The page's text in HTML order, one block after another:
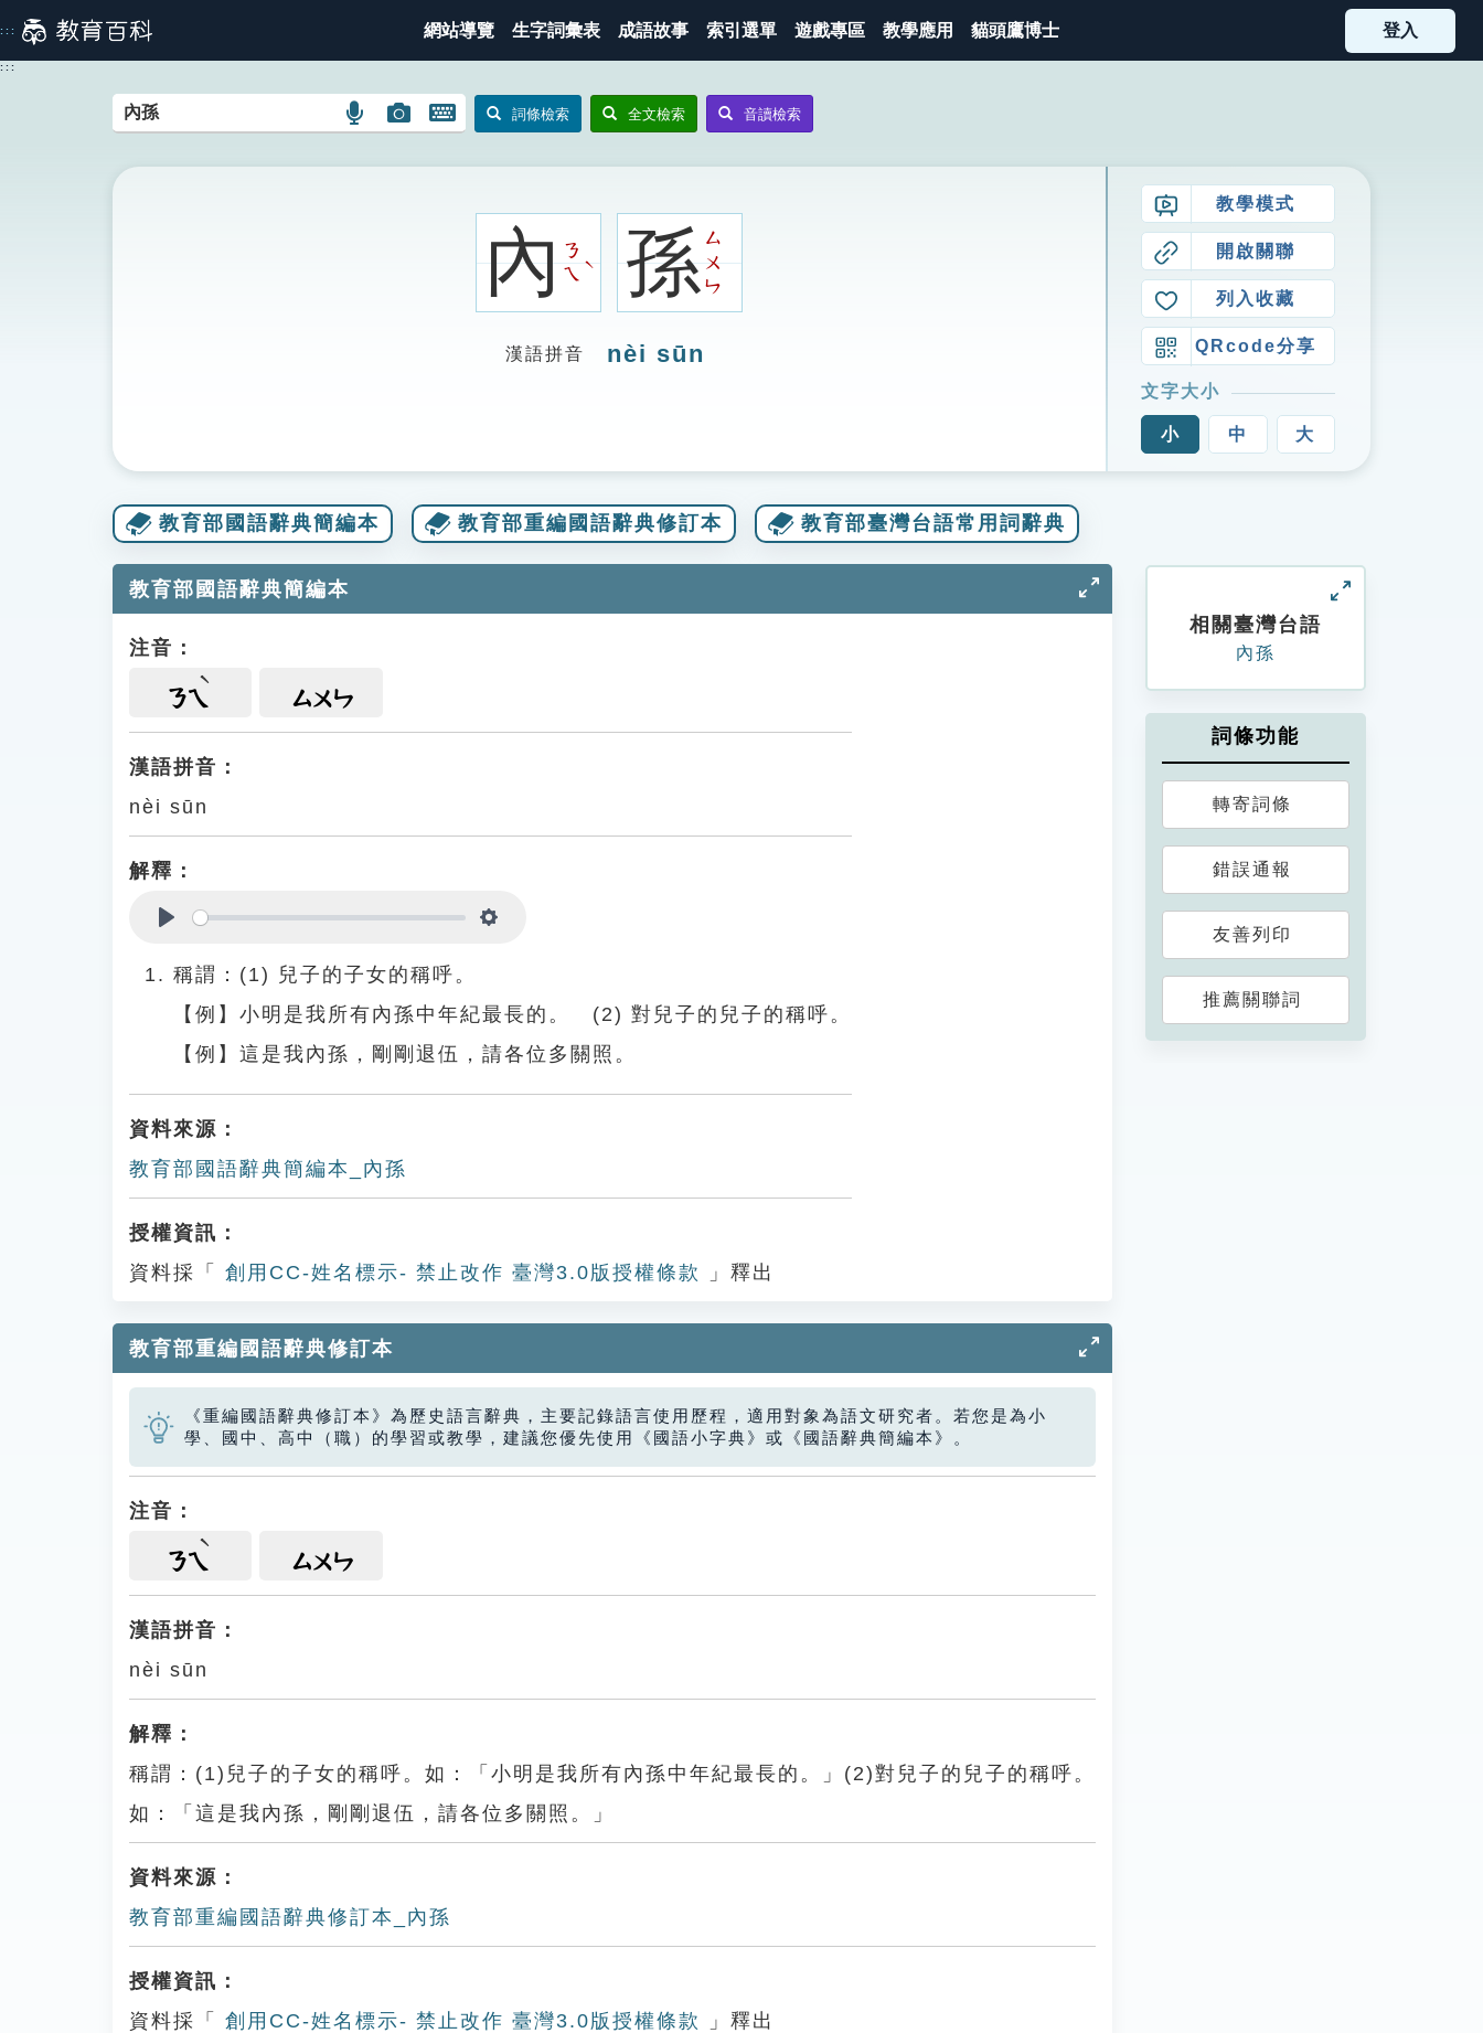
到
主
::: 網站導覽 生字詞彙表 成語故事 索引選單 遊戲專區 教學應用 貓頭鷹博士 登入
:::
語
搜
圖
搜
開
鍵
詞條檢索 全文檢索 音讀檢索
內ㄋ
ㄟ
ˋ 孫ㄙ
ㄨ
ㄣ
漢語拼音 nèi sūn
教學模式
開啟關聯
列入收藏
QRcode分享
文字大小
小 中 大
教育部國語辭典簡編本 教育部重編國語辭典修訂本 教育部臺灣台語常用詞辭典
教育部國語辭典簡編本
注音：
ㄋㄟ ㄙㄨㄣ
漢語拼音：
nèi sūn
解釋：
稱謂：(1) 兒子的子女的稱呼。
【例】小明是我所有內孫中年紀最長的。 (2) 對兒子的兒子的稱呼。
【例】這是我內孫，剛剛退伍，請各位多關照。
資料來源：
教育部國語辭典簡編本_內孫
授權資訊：
資料採「
創用CC-姓名標示- 禁止改作 臺灣3.0版授權條款 」釋出
教育部重編國語辭典修訂本
《重編國語辭典修訂本》為歷史語言辭典，主要記錄語言使用歷程，適用對象為語文研究者。若您是為小
學、國中、高中（職）的學習或教學，建議您優先使用《國語小字典》或《國語辭典簡編本》。
注音：
ㄋㄟ ㄙㄨㄣ
漢語拼音：
nèi sūn
解釋：
稱謂：(1)兒子的子女的稱呼。如：「小明是我所有內孫中年紀最長的。」(2)對兒子的兒子的稱呼。
如：「這是我內孫，剛剛退伍，請各位多關照。」
資料來源：
教育部重編國語辭典修訂本_內孫
授權資訊：
資料採「
創用CC-姓名標示- 禁止改作 臺灣3.0版授權條款 」釋出
相關臺灣台語
內孫
詞條功能
轉寄詞條
錯誤通報
友善列印
推薦關聯詞